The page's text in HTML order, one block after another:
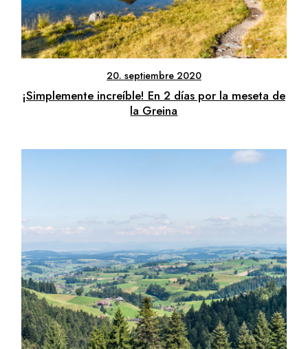
20. septiembre 2020
¡Simplemente increíble! En 2 días por la meseta de
la Greina